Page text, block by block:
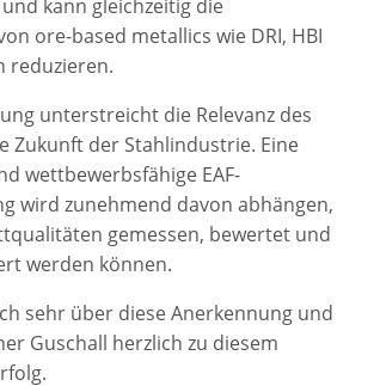
kann gleichzeitig die
ore-based metallics wie DRI, HBI
reduzieren.
unterstreicht die Relevanz des
Zukunft der Stahlindustrie. Eine
wettbewerbsfähige EAF-
wird zunehmend davon abhängen,
gemessen, bewertet und
werden können.
sehr über diese Anerkennung und
Guschall herzlich zu diesem